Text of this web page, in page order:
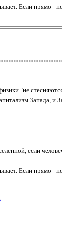
Если прямо -
"не
Запада, и
если
Если прямо -